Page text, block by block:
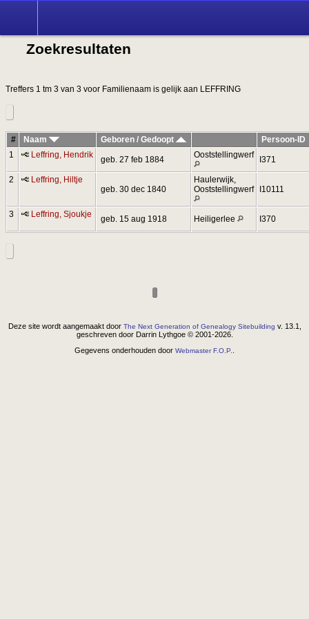
Zoekresultaten
Treffers 1 tm 3 van 3 voor Familienaam is gelijk aan LEFFRING
# Naam Geboren / Gedoopt
Persoon-ID
1
Leffring, Hendrik geb. 27 feb 1884 Ooststellingwerf I371
2
Leffring, Hiltje
geb. 30 dec 1840
Haulerwijk,
Ooststellingwerf
I10111
3 Leffring, Sjoukje geb. 15 aug 1918 Heiligerlee I370
Deze site wordt aangemaakt door The Next Generation of Genealogy Sitebuilding v. 13.1,
geschreven door Darrin Lythgoe © 2001-2026.
Gegevens onderhouden door Webmaster F.O.P.